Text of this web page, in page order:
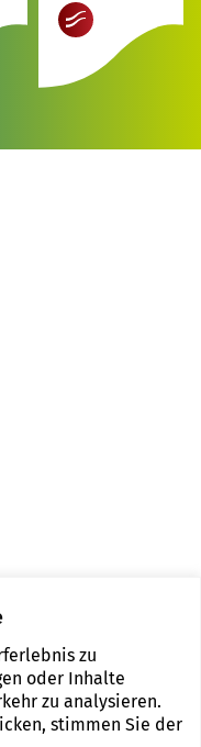
zu
oder Inhalte
zu analysieren.
stimmen Sie der
mehr